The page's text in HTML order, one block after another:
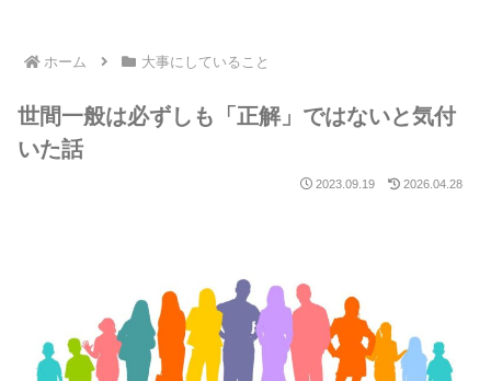
ホーム 大事にしていること
世間一般は必ずしも「正解」ではないと気付
いた話
2023.09.19 2026.04.28